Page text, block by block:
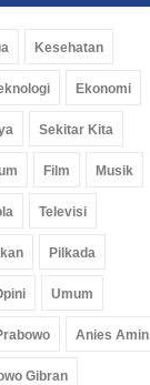
Kesehatan
Ekonomi
Sekitar Kita
Film Musik
Televisi
Pilkada
Umum
Anies Amin
Gibran